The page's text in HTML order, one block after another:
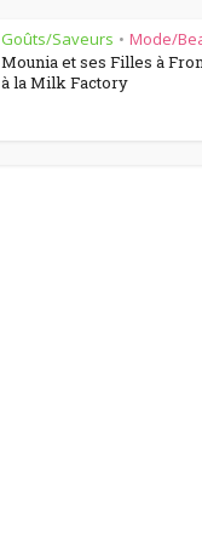
Goûts/Saveurs • Mode/
Mounia et ses Filles à
à la Milk Factory